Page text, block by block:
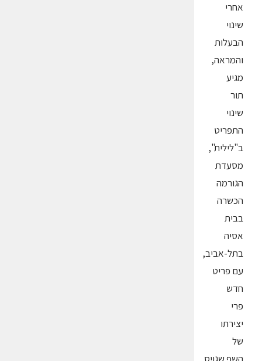
אחרי
שינוי
הבעלות
והמראה,
מגיע
תור
שינוי
התפריט
ב"לילית",
מסעדת
הגורמה
הכשרה
בבית
אסיה
בתל-אביב,
עם פריט
חדש
פרי
יצירתו
של